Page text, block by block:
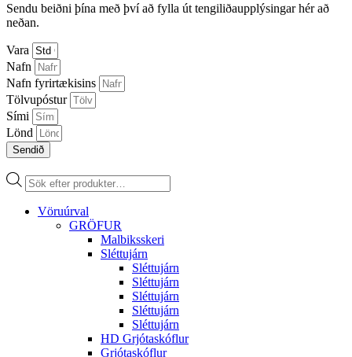
Sendu beiðni þína með því að fylla út tengiliðaupplýsingar hér að
neðan.
Vara
Nafn
Nafn fyrirtækisins
Tölvupóstur
Sími
Lönd
Sendið
Products
search
Vöruúrval
GRÖFUR
Malbiksskeri
Sléttujárn
Sléttujárn
Sléttujárn
Sléttujárn
Sléttujárn
Sléttujárn
HD Grjótaskóflur
Grjótaskóflur